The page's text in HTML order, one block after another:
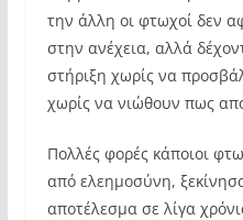
την άλλη οι φτωχοί δεν
στην ανέχεια, αλλά
στήριξη χωρίς να
χωρίς να νιώθουν πως
Πολλές φορές κάποιοι
από ελεημοσύνη,
αποτέλεσμα σε λίγα